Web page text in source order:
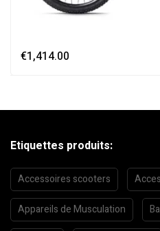
€1,414.00
Etiquettes produits:
Accessoires scooters
Appareils de Musculation